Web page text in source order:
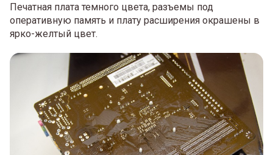
Печатная плата темного цвета, разъемы под
оперативную память и плату расширения окрашены в
ярко-желтый цвет.